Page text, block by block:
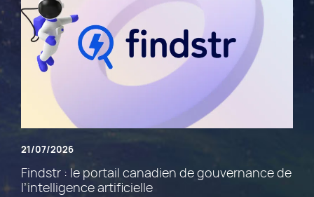
21/07/2026
Findstr : le portail canadien de gouvernance de
l’intelligence artificielle